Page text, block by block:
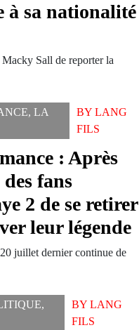
à sa nationalité
Sall de reporter la
,LA
BY LANG
FILS
: Après
fans
2 de se retirer
leur légende
juillet dernier continue de
,
BYLANG
FILS